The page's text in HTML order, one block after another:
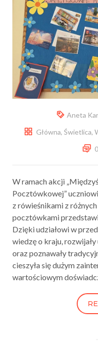
Aneta
Główna, Świetlica,
W ramach akcji
Pocztówkowej”
z rówieśnikami z
pocztówkami
Dzięki udziałowi w
wiedzę o kraju,
oraz poznawały
cieszyła się dużym
wartościowym